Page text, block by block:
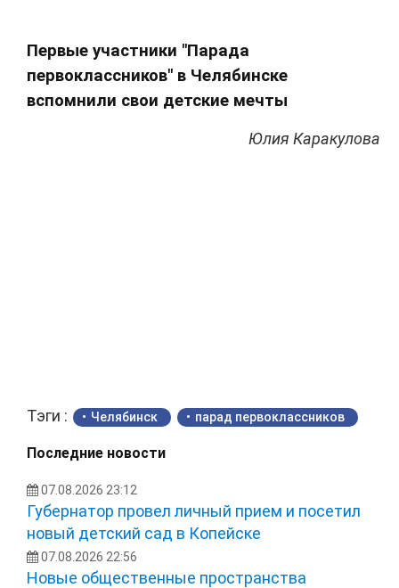
Первые участники "Парада
первоклассников" в Челябинске
вспомнили свои детские мечты
Юлия Каракулова
Тэги : Челябинск парад первоклассников
Последние новости
07.08.2026 23:12
Губернатор провел личный прием и посетил
новый детский сад в Копейске
07.08.2026 22:56
Новые общественные пространства